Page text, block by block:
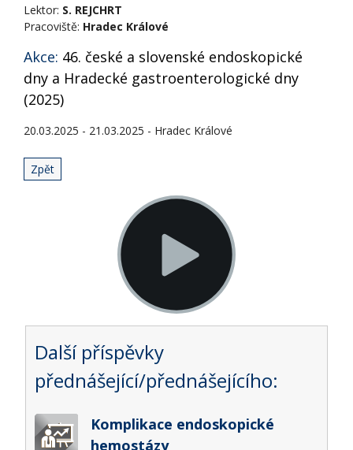
Lektor: S. REJCHRT
Pracoviště: Hradec Králové
Akce: 46. české a slovenské endoskopické
dny a Hradecké gastroenterologické dny
(2025)
20.03.2025 - 21.03.2025 - Hradec Králové
Zpět
Další příspěvky
přednášející/přednášejícího:
Komplikace endoskopické
hemostázy